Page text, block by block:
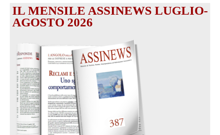
IL MENSILE ASSINEWS LUGLIO-
AGOSTO 2026